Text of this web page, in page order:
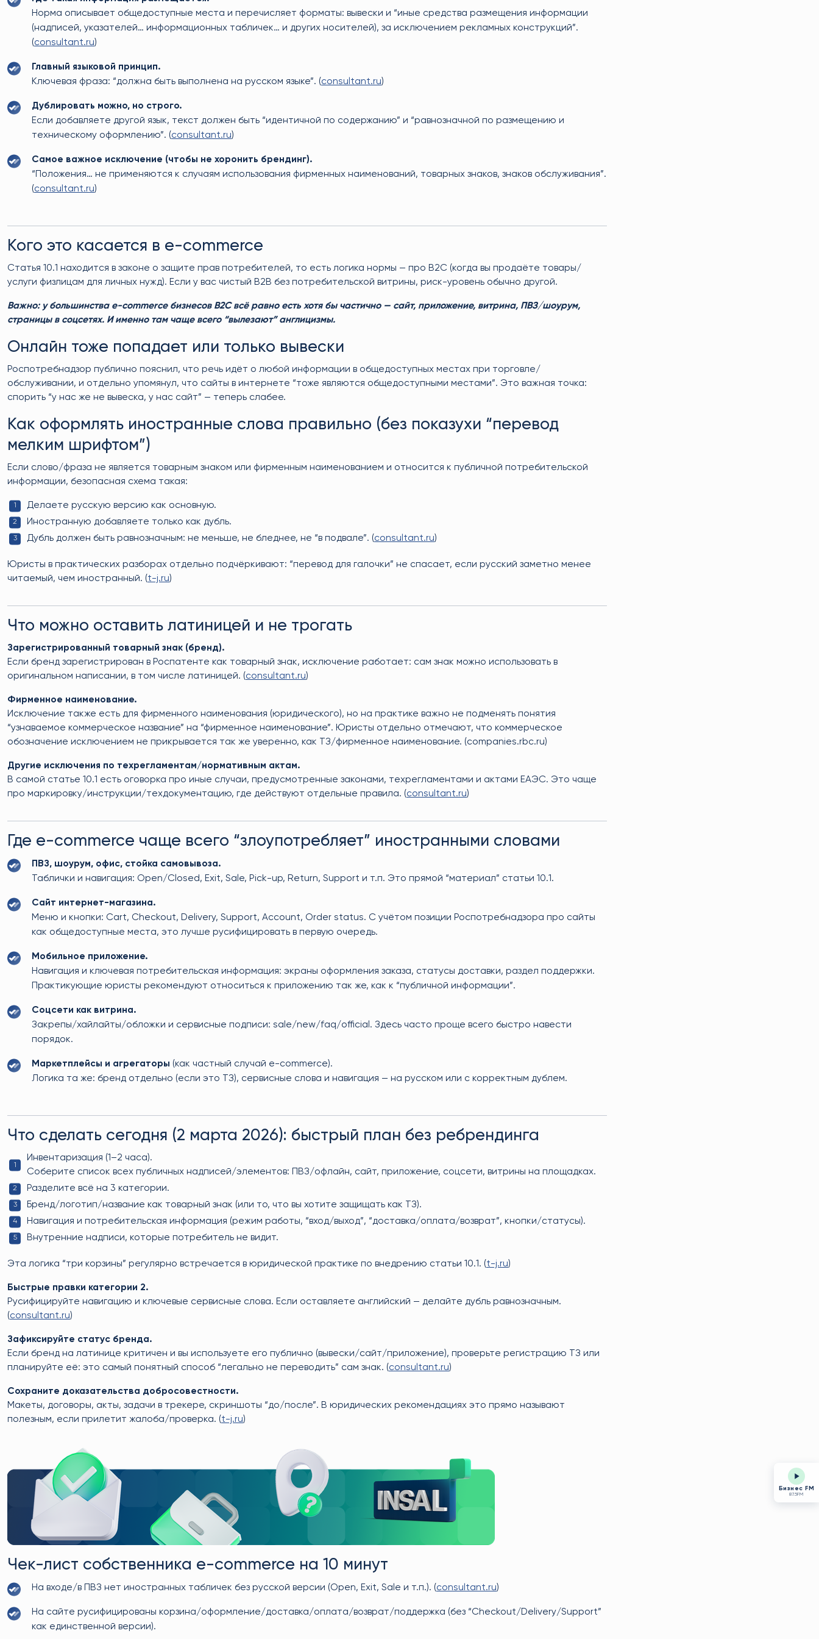
Норма описывает общедоступные места и перечисляет форматы: вывески и “иные средства размещения информации
(надписей, указателей… информационных табличек… и других носителей), за исключением рекламных конструкций”.
(consultant.ru)
Главный языковой принцип.
Ключевая фраза: “должна быть выполнена на русском языке”. (consultant.ru)
Дублировать можно, но строго.
Если добавляете другой язык, текст должен быть “идентичной по содержанию” и “равнозначной по размещению и
техническому оформлению”. (consultant.ru)
Самое важное исключение (чтобы не хоронить брендинг).
“Положения… не применяются к случаям использования фирменных наименований, товарных знаков, знаков обслуживания”.
(consultant.ru)
Кого это касается в e-commerce
Статья 10.1 находится в законе о защите прав потребителей, то есть логика нормы — про B2C (когда вы продаёте товары/
услуги физлицам для личных нужд). Если у вас чистый B2B без потребительской витрины, риск-уровень обычно другой.
Важно: у большинства e-commerce бизнесов B2C всё равно есть хотя бы частично — сайт, приложение, витрина, ПВЗ/шоурум,
страницы в соцсетях. И именно там чаще всего “вылезают” англицизмы.
Онлайн тоже попадает или только вывески
Роспотребнадзор публично пояснил, что речь идёт о любой информации в общедоступных местах при торговле/
обслуживании, и отдельно упомянул, что сайты в интернете “тоже являются общедоступными местами”. Это важная точка:
спорить “у нас же не вывеска, у нас сайт” — теперь слабее.
Как оформлять иностранные слова правильно (без показухи “перевод
мелким шрифтом”)
Если слово/фраза не является товарным знаком или фирменным наименованием и относится к публичной потребительской
информации, безопасная схема такая:
Делаете русскую версию как основную.
Иностранную добавляете только как дубль.
Дубль должен быть равнозначным: не меньше, не бледнее, не “в подвале”. (consultant.ru)
Юристы в практических разборах отдельно подчёркивают: “перевод для галочки” не спасает, если русский заметно менее
читаемый, чем иностранный. (t-j.ru)
Что можно оставить латиницей и не трогать
Зарегистрированный товарный знак (бренд).
Если бренд зарегистрирован в Роспатенте как товарный знак, исключение работает: сам знак можно использовать в
оригинальном написании, в том числе латиницей. (consultant.ru)
Фирменное наименование.
Исключение также есть для фирменного наименования (юридического), но на практике важно не подменять понятия
“узнаваемое коммерческое название” на “фирменное наименование”. Юристы отдельно отмечают, что коммерческое
обозначение исключением не прикрывается так же уверенно, как ТЗ/фирменное наименование. (companies.rbc.ru)
Другие исключения по техрегламентам/нормативным актам.
В самой статье 10.1 есть оговорка про иные случаи, предусмотренные законами, техрегламентами и актами ЕАЭС. Это чаще
про маркировку/инструкции/техдокументацию, где действуют отдельные правила. (consultant.ru)
Где e-commerce чаще всего “злоупотребляет” иностранными словами
ПВЗ, шоурум, офис, стойка самовывоза.
Таблички и навигация: Open/Closed, Exit, Sale, Pick-up, Return, Support и т.п. Это прямой “материал” статьи 10.1.
Сайт интернет-магазина.
Меню и кнопки: Cart, Checkout, Delivery, Support, Account, Order status. С учётом позиции Роспотребнадзора про сайты
как общедоступные места, это лучше русифицировать в первую очередь.
Мобильное приложение.
Навигация и ключевая потребительская информация: экраны оформления заказа, статусы доставки, раздел поддержки.
Практикующие юристы рекомендуют относиться к приложению так же, как к “публичной информации”.
Соцсети как витрина.
Закрепы/хайлайты/обложки и сервисные подписи: sale/new/faq/official. Здесь часто проще всего быстро навести
порядок.
Маркетплейсы и агрегаторы (как частный случай e-commerce).
Логика та же: бренд отдельно (если это ТЗ), сервисные слова и навигация — на русском или с корректным дублем.
Что сделать сегодня (2 марта 2026): быстрый план без ребрендинга
Инвентаризация (1–2 часа).
Соберите список всех публичных надписей/элементов: ПВЗ/офлайн, сайт, приложение, соцсети, витрины на площадках.
Разделите всё на 3 категории.
Бренд/логотип/название как товарный знак (или то, что вы хотите защищать как ТЗ).
Навигация и потребительская информация (режим работы, “вход/выход”, “доставка/оплата/возврат”, кнопки/статусы).
Внутренние надписи, которые потребитель не видит.
Эта логика “три корзины” регулярно встречается в юридической практике по внедрению статьи 10.1. (t-j.ru)
Быстрые правки категории 2.
Русифицируйте навигацию и ключевые сервисные слова. Если оставляете английский — делайте дубль равнозначным.
(consultant.ru)
Зафиксируйте статус бренда.
Если бренд на латинице критичен и вы используете его публично (вывески/сайт/приложение), проверьте регистрацию ТЗ или
планируйте её: это самый понятный способ “легально не переводить” сам знак. (consultant.ru)
Сохраните доказательства добросовестности.
Макеты, договоры, акты, задачи в трекере, скриншоты “до/после”. В юридических рекомендациях это прямо называют
полезным, если прилетит жалоба/проверка. (t-j.ru)
Чек-лист собственника e-commerce на 10 минут
На входе/в ПВЗ нет иностранных табличек без русской версии (Open, Exit, Sale и т.п.). (consultant.ru)
На сайте русифицированы корзина/оформление/доставка/оплата/возврат/поддержка (без “Checkout/Delivery/Support”
как единственной версии).
Бизнес FM
87.5FM